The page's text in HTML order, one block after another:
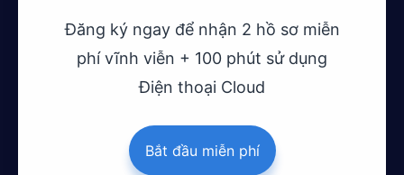
Đăng ký ngay để nhận 2 hồ sơ miễn
phí vĩnh viễn + 100 phút sử dụng
Điện thoại Cloud
Bắt đầu miễn phí